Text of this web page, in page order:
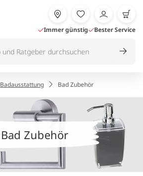
Immer günstig Bester Service
Badausstattung Bad Zubehör
Bad Zubehör